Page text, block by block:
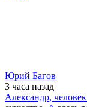
Юрий Багов
3 часа назад
Александр,